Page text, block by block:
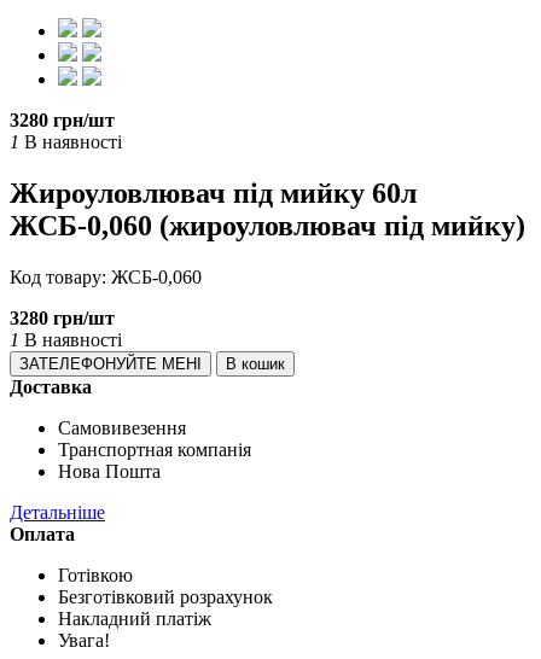
3280 грн/шт
1 В наявності
Жироуловлювач під мийку 60л
ЖСБ-0,060 (жироуловлювач під мийку)
Код товару: ЖСБ-0,060
3280 грн/шт
1 В наявності
ЗАТЕЛЕФОНУЙТЕ МЕНІ В кошик
Доставка
Самовивезення
Транспортная компанія
Нова Пошта
Детальніше
Оплата
Готівкою
Безготівковий розрахунок
Накладний платіж
Увага!